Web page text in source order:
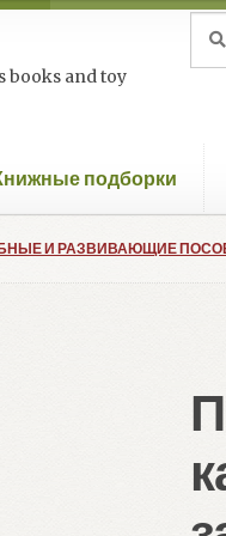
books and toy
подборки
И РАЗВИВАЮЩИЕ